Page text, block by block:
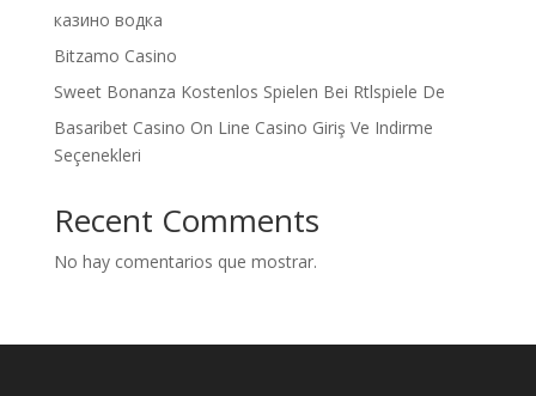
казино водка
Bitzamo Casino
Sweet Bonanza Kostenlos Spielen Bei Rtlspiele De
Basaribet Casino On Line Casino Giriş Ve Indirme
Seçenekleri
Recent Comments
No hay comentarios que mostrar.